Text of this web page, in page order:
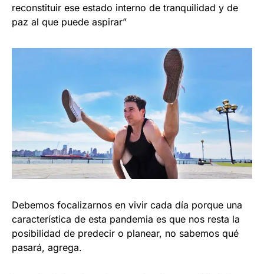
reconstituir ese estado interno de tranquilidad y de
paz al que puede aspirar”
Debemos focalizarnos en vivir cada día porque una
característica de esta pandemia es que nos resta la
posibilidad de predecir o planear, no sabemos qué
pasará, agrega.